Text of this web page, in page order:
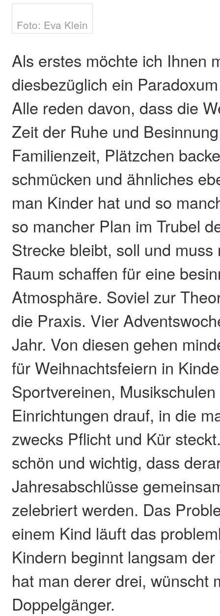
Foto: Eva Klein
Als erstes möchte ich Ihnen
diesbezüglich ein
Alle reden davon, dass die
Zeit der Ruhe und
Familienzeit, Plätzchen
schmücken und ähnliches
man Kinder hat und so
so mancher Plan im Trubel
Strecke bleibt, soll und
Raum schaffen für eine
Atmosphäre. Soviel zur
die Praxis. Vier
Jahr. Von diesen gehen
für Weihnachtsfeiern in
Sportvereinen,
Einrichtungen drauf, in die
zwecks Pflicht und Kür
schön und wichtig, dass
Jahresabschlüsse
zelebriert werden. Das
einem Kind läuft das
Kindern beginnt langsam
hat man derer drei, wünscht
Doppelgänger.